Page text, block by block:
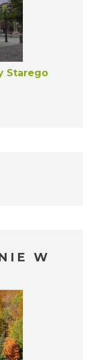
Starego
W